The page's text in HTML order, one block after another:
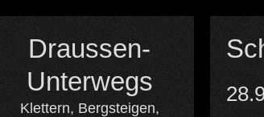
Draussen-
Unterwegs
Klettern, Bergsteigen,